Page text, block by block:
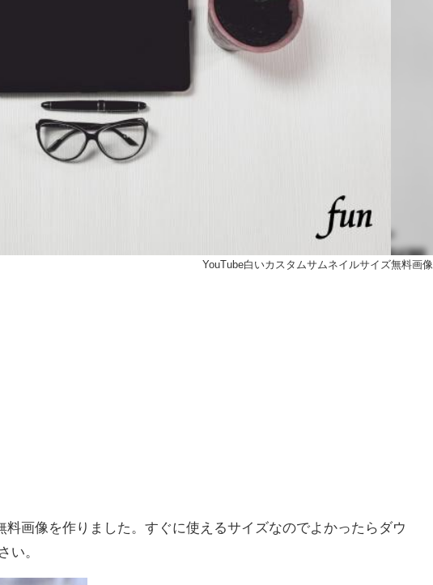
YouTube白いカスタムサムネイルサイズ無料画像
料画像を作りました。すぐに使えるサイズなのでよかったらダウ
い。